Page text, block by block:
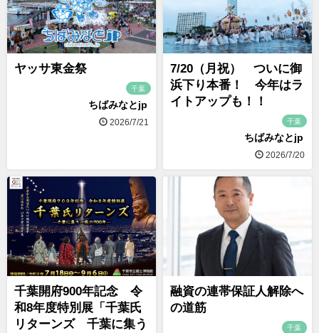
ヤッサ東金祭
千葉
ちばみなとjp
2026/7/21
7/20（月祝） ついに御
浜下り本番！ 今年はラ
イトアップも！！
千葉
ちばみなとjp
2026/7/20
千葉開府900年記念 令
和8年度特別展「千葉氏
リターンズ 千葉に集う
融資の連帯保証人解除へ
の道筋
千葉